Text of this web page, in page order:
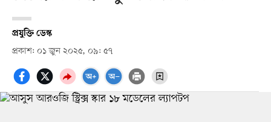
প্রযুক্তি ডেস্ক
প্রকাশ: ০১ জুন ২০২৫, ০৯: ৫৭